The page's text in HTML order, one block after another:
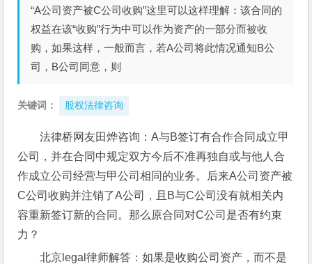
“A公司资产被C公司收购”这里可以这样理解：该合同的
权益在该“收购”行为中可以作为资产的一部分而被收
购，如果这样，一般而言，若A公司将此情况通知B公
司，B公司同意，则
关键词： 股权法律咨询
法律桥网友田烨咨询：A与B签订有合作合同成立甲
公司，并在合同中规定双方今后不准再独自或与他人合
作成立公司经营与甲公司相同的业务。后来A公司资产被
C公司收购并注销了A公司，且B与C公司没有就相关内
容重新签订新的合同。那么原合同对C公司是否有约束
力？
北京legal律师解答：如果是收购公司资产，而不是